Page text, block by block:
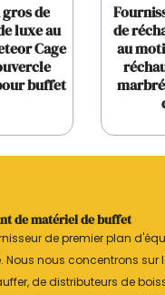
gros de
luxe au
Cage
buffet
de
au
de matériel de buffet
de premier plan
Nous nous concentrons sur
de distributeurs de